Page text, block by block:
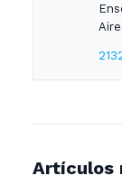
Artículos